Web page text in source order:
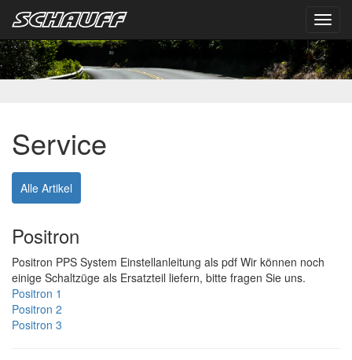
Service
Alle Artikel
Positron
Positron PPS System Einstellanleitung als pdf Wir können noch
einige Schaltzüge als Ersatzteil liefern, bitte fragen Sie uns.
Positron 1
Positron 2
Positron 3